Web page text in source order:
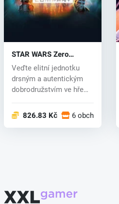
STAR WARS Zero
Company™ (PC) key
Veďte elitní jednotku
drsným a autentickým
dobrodružstvím ve hře
826.83 Kč 6 obchodech